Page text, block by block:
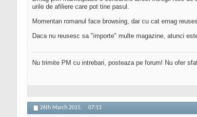
urile de afiliere care pot tine pasul.
Momentan romanul face browsing, dar cu cat emag
Daca nu reusesc sa "importe" multe magazine, atunci
Nu trimite PM cu intrebari, posteaza pe forum! Nu ofer
26th March 2015, 07:13